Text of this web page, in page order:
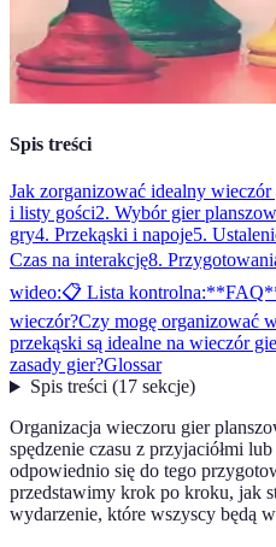
Spis treści
Jak zorganizować idealny
i listy gości2. Wybór gier
gry4. Przekąski i napoje5.
Czas na interakcję8.
wideo:📋 Lista kontrolna:
wieczór?Czy mogę organizować
przekąski są idealne na wieczór
zasady gier?Glossar
Spis treści(17 sekcje)
Organizacja wieczoru gier
spędzenie czasu z przyjaciółmi
odpowiednio się do tego
przedstawimy krok po kroku, jak
wydarzenie, które wszyscy będą